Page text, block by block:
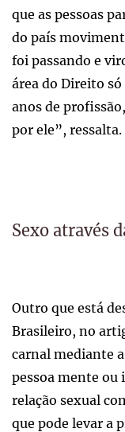
que as pessoas
do país
foi passando e
área do Direito
anos de
por ele”, ressalta.
Sexo através
Outro que está
Brasileiro, no
carnal mediante
pessoa mente
relação sexual
que pode levar a